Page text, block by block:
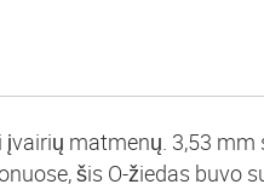
matmenų. 3,53
šis O-žiedas buvo